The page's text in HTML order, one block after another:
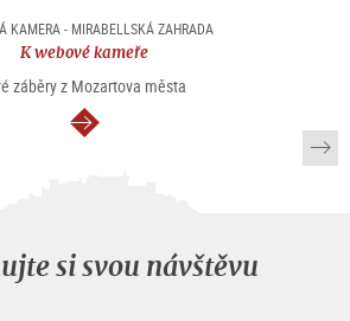
KAMERA - MIRABELLSKÁ ZAHRADA
K webové kameře
záběry z Mozartova města
continue
si svou návštěvu